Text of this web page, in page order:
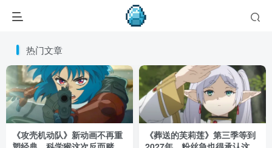
热门文章
《攻壳机动队》新动画不再重
《葬送的芙莉莲》第三季等到